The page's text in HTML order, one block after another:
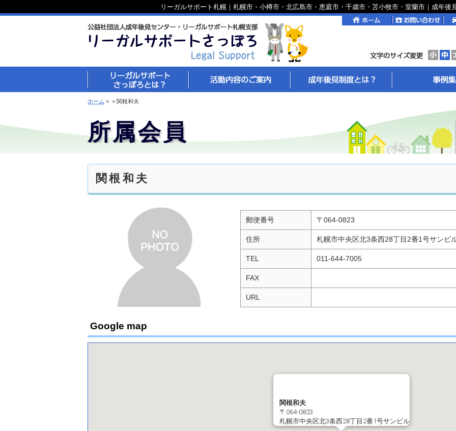
リーガルサポート札幌｜札幌市・小樽市・北広島市・恵庭市・千歳市・苫小牧市・室蘭市｜成年後
ホーム > > 関根和夫
所属会員
関根和夫
郵便番号 〒064-0823
住所 札幌市中央区北3条西28丁目2番1号サンビ
TEL 011-644-7005
FAX
URL
Google map
関根和夫
〒064-0823
札幌市中央区北3条西28丁目2番1号サンビル